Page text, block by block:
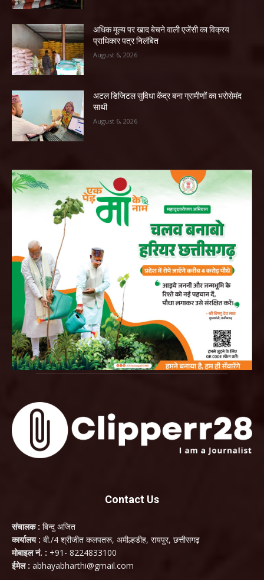
अधिक मूल्य पर खाद बेचने वाली एजेंसी का विक्रय
प्राधिकार पत्र निलंबित
August 6, 2026
अटल डिजिटल सुविधा केंद्र बना ग्रामीणों का भरोसेमंद
साथी
August 6, 2026
Contact Us
संचालक : बिन्दु अजित
कार्यालय : बी./4 श्रीजीत कलपतरू, अमील्हडीह, रायपुर, छत्तीसगढ़
मोबाइल नं. : +91- 8224833100
ईमेल : abhayabharthi@gmail.com